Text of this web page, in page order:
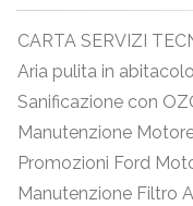
CARTA SERVIZI
Aria pulita in
Sanificazione con
Manutenzione
Promozioni Ford
Manutenzione Filtro